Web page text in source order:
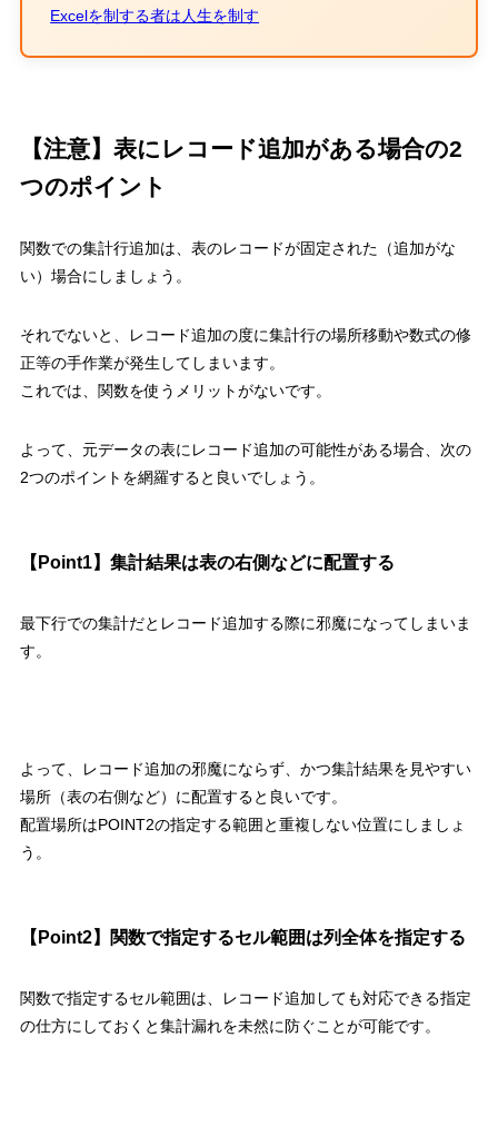
Excelを制する者は人生を制す
【注意】表にレコード追加がある場合の2
つのポイント
関数での集計行追加は、表のレコードが固定された（追加がな
い）場合にしましょう。
それでないと、レコード追加の度に集計行の場所移動や数式の修
正等の手作業が発生してしまいます。
これでは、関数を使うメリットがないです。
よって、元データの表にレコード追加の可能性がある場合、次の
2つのポイントを網羅すると良いでしょう。
【Point1】集計結果は表の右側などに配置する
最下行での集計だとレコード追加する際に邪魔になってしまいま
す。
よって、レコード追加の邪魔にならず、かつ集計結果を見やすい
場所（表の右側など）に配置すると良いです。
配置場所はPOINT2の指定する範囲と重複しない位置にしましょ
う。
【Point2】関数で指定するセル範囲は列全体を指定する
関数で指定するセル範囲は、レコード追加しても対応できる指定
の仕方にしておくと集計漏れを未然に防ぐことが可能です。